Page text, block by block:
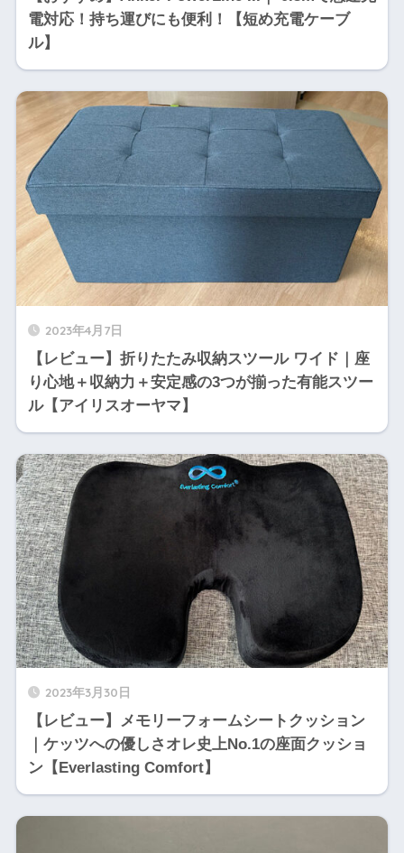
電対応！持ち運びにも便利！【短め充電ケーブ
ル】
2023年4月7日
【レビュー】折りたたみ収納スツール ワイド｜座
り心地＋収納力＋安定感の3つが揃った有能スツー
ル【アイリスオーヤマ】
2023年3月30日
【レビュー】メモリーフォームシートクッション
｜ケッツへの優しさオレ史上No.1の座面クッショ
ン【Everlasting Comfort】